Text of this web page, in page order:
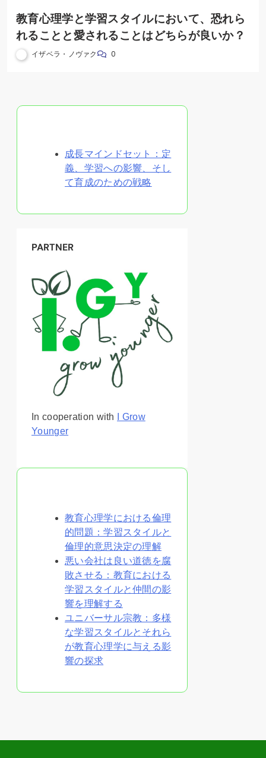
教育心理学と学習スタイルにおいて、恐れら
れることと愛されることはどちらが良いか？
イザベラ・ノヴァク 0
成長マインドセット：定
義、学習への影響、そし
て育成のための戦略
PARTNER
In cooperation with
I Grow
Younger
教育心理学における倫理
的問題：学習スタイルと
倫理的意思決定の理解
悪い会社は良い道徳を腐
敗させる：教育における
学習スタイルと仲間の影
響を理解する
ユニバーサル宗教：多様
な学習スタイルとそれら
が教育心理学に与える影
響の探求